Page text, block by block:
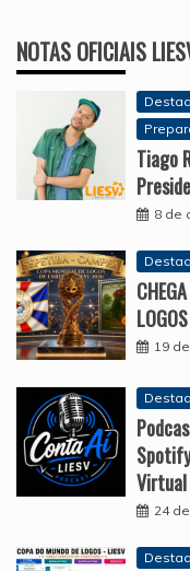
NOTAS OFICIAIS
Tiago
8 de
19
24